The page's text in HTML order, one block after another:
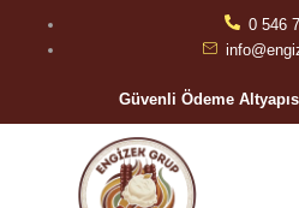
0 546
Güvenli Ödeme